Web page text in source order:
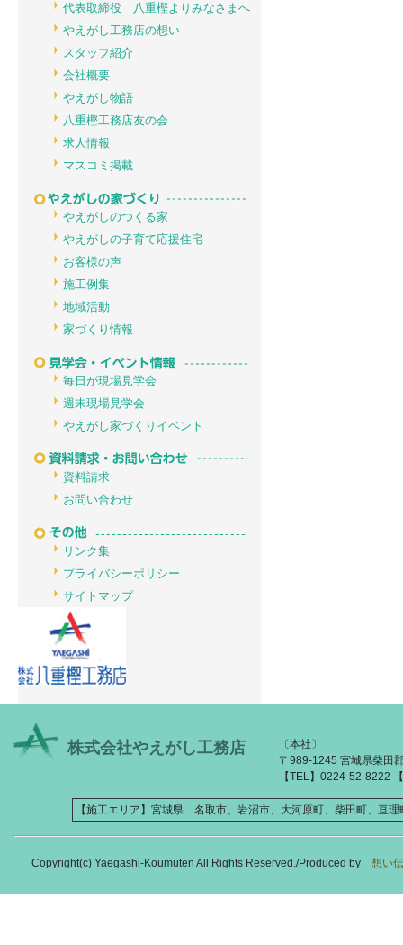
代表取締役 八重樫よりみなさまへ
やえがし工務店の想い
スタッフ紹介
会社概要
やえがし物語
八重樫工務店友の会
求人情報
マスコミ掲載
やえがしのつくる家
やえがしの子育て応援住宅
お客様の声
施工例集
地域活動
家づくり情報
毎日が現場見学会
週末現場見学会
やえがし家づくりイベント
資料請求
お問い合わせ
リンク集
プライバシーポリシー
サイトマップ
株式会社やえがし工務店
〔本社〕
〒989-1245 宮城県柴田
【TEL】0224-52-8222
【施工エリア】宮城県 名取市、岩沼市、大河原町、柴田町、亘
Copyright(c) Yaegashi-Koumuten All Rights Reserved./Produced by 想い伝